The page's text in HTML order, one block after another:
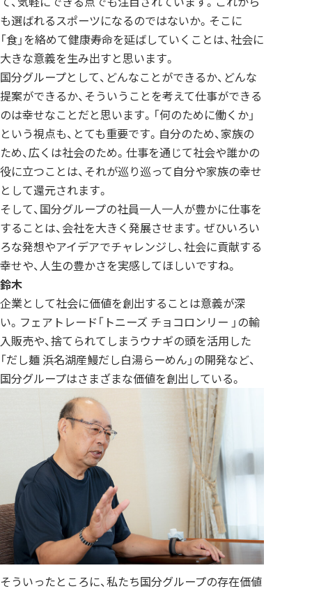
も選ばれるスポーツになるのではないか。そこに
「食」を絡めて健康寿命を延ばしていくことは、社会に
大きな意義を生み出すと思います。
国分グループとして、どんなことができるか、どんな
提案ができるか、そういうことを考えて仕事ができる
のは幸せなことだと思います。「何のために働くか」
という視点も、とても重要です。自分のため、家族の
ため、広くは社会のため。仕事を通じて社会や誰かの
役に立つことは、それが巡り巡って自分や家族の幸せ
として還元されます。
そして、国分グループの社員一人一人が豊かに仕事を
することは、会社を大きく発展させます。ぜひいろい
ろな発想やアイデアでチャレンジし、社会に貢献する
幸せや、人生の豊かさを実感してほしいですね。
鈴木
企業として社会に価値を創出することは意義が深
い。フェアトレード「トニーズ チョコロンリー 」の輸
入販売や、捨てられてしまうウナギの頭を活用した
「だし麺 浜名湖産鰻だし白湯らーめん」の開発など、
国分グループはさまざまな価値を創出している。
そういったところに、私たち国分グループの存在価値